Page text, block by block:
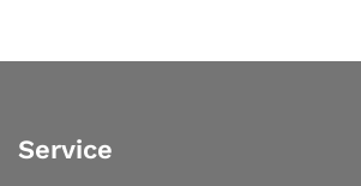
Service